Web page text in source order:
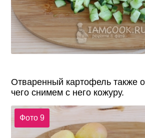
Отваренный картофель также
чего снимем с него кожуру.
Фото 9